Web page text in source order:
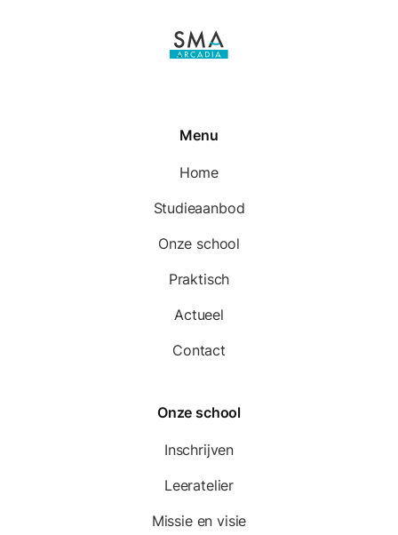
Menu
Home
Studieaanbod
Onze school
Praktisch
Actueel
Contact
Onze school
Inschrijven
Leeratelier
Missie en visie